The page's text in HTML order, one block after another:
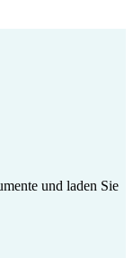
und laden Sie